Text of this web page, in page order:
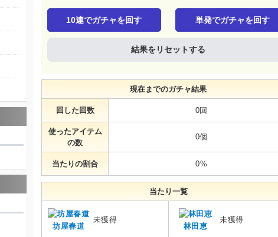
10連でガチャを回す 単発でガチャを回す
結果をリセットする
現在までのガチャ結果
回した回数 0回
使ったアイテム
の数
0個
当たりの割合 0%
当たり一覧
坊屋春道
未獲得
林田恵
未獲得